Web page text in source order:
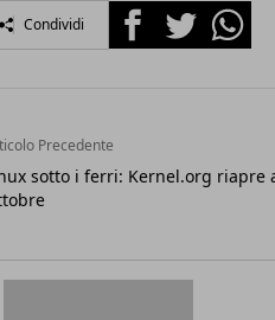
Condividi FacebookTwitter
Precedente
sotto i ferri: Kernel.org riapre